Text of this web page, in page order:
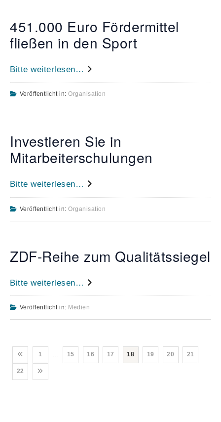
451.000 Euro Fördermittel
fließen in den Sport
Bitte weiterlesen…
Veröffentlicht in: Organisation
Investieren Sie in
Mitarbeiterschulungen
Bitte weiterlesen…
Veröffentlicht in: Organisation
ZDF-Reihe zum Qualitätssiegel
Bitte weiterlesen…
Veröffentlicht in: Medien
1 … 15 16 17 18 19 20 21
22